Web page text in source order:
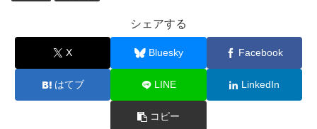
シェアする
X Bluesky Facebook
はてブ LINE LinkedIn
コピー